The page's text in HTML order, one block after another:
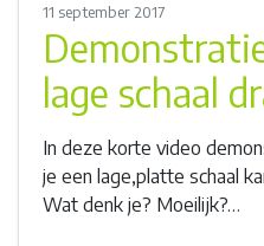
11 september 2017
lage schaal
In deze korte video
je een lage,platte schaal
Wat denk je? Moeilijk?…